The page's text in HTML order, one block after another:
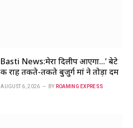
Basti News:मेरा दिलीप आएगा…’ बेटे
की राह तकते-तकते बुजुर्ग मां ने तोड़ा दम
AUGUST 6, 2026 BY ROAMING EXPRESS